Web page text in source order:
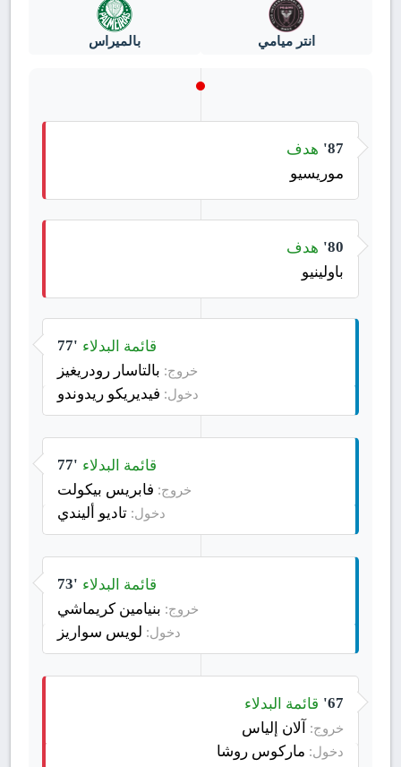
انتر ميامي بالميراس
87' هدف
موريسيو
80' هدف
باولينيو
77' قائمة البدلاء
خروج: بالتاسار رودريغيز
دخول: فيديريكو ريدوندو
77' قائمة البدلاء
خروج: فابريس بيكولت
دخول: تاديو أليندي
73' قائمة البدلاء
خروج: بنيامين كريماشي
دخول: لويس سواريز
67' قائمة البدلاء
خروج: آلان إلياس
دخول: ماركوس روشا